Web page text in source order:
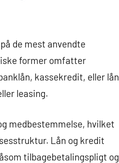
de mest anvendte
former omfatter
kassekredit, eller lån
leasing.
medbestemmelse, hvilket
Lån og kredit
tilbagebetalingspligt og